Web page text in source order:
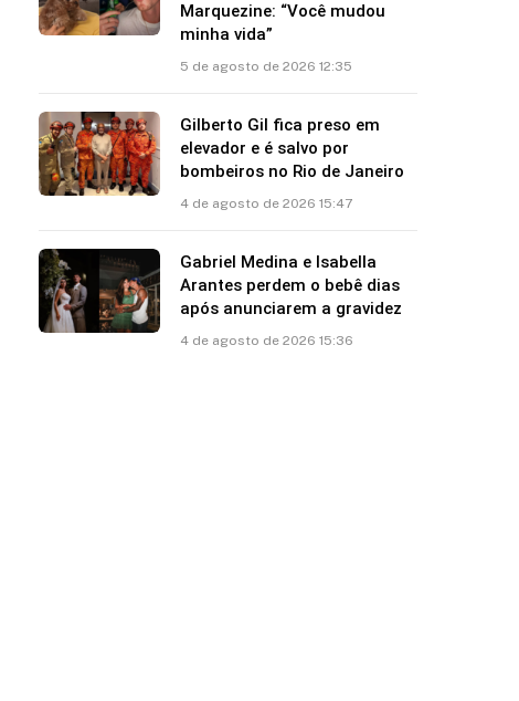
Marquezine: “Você mudou
minha vida”
5 de agosto de 2026 12:35
Gilberto Gil fica preso em
elevador e é salvo por
bombeiros no Rio de Janeiro
4 de agosto de 2026 15:47
Gabriel Medina e Isabella
Arantes perdem o bebê dias
após anunciarem a gravidez
4 de agosto de 2026 15:36